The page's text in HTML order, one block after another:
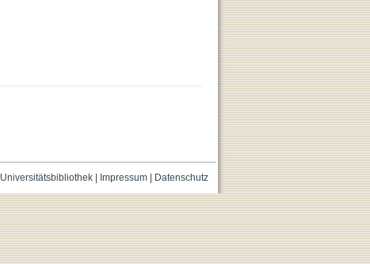
Universitätsbibliothek| Impressum| Datenschutz